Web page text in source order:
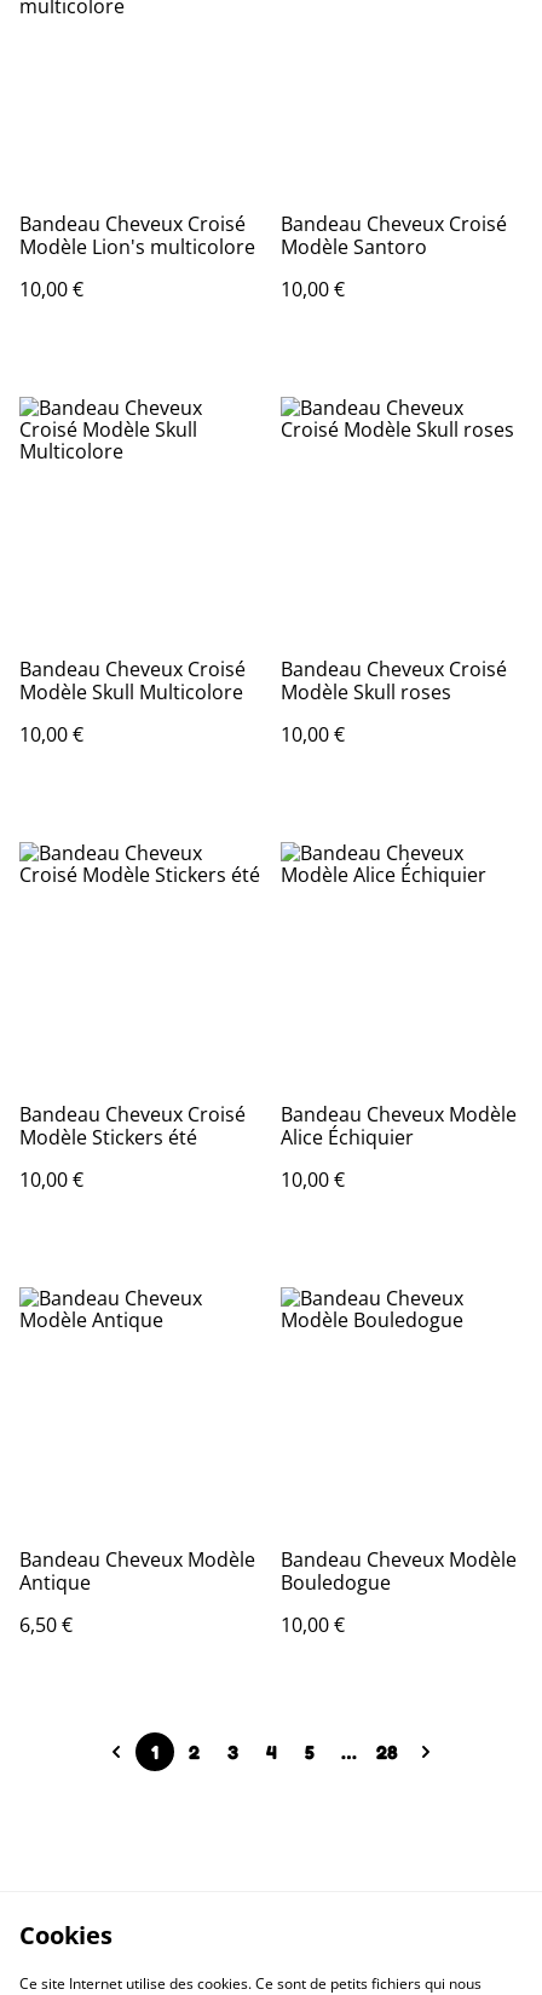
Bandeau Cheveux Croisé
Modèle Lion's multicolore
10,00 €
Bandeau Cheveux Croisé
Modèle Santoro
10,00 €
Bandeau Cheveux Croisé
Modèle Skull Multicolore
10,00 €
Bandeau Cheveux Croisé
Modèle Skull roses
10,00 €
Bandeau Cheveux Croisé
Modèle Stickers été
10,00 €
Bandeau Cheveux Modèle
Alice Échiquier
10,00 €
Bandeau Cheveux Modèle
Antique
6,50 €
Bandeau Cheveux Modèle
Bouledogue
10,00 €
1 2 3 4 5 … 28
Cookies
Ce site Internet utilise des cookies. Ce sont de petits fichiers qui nous